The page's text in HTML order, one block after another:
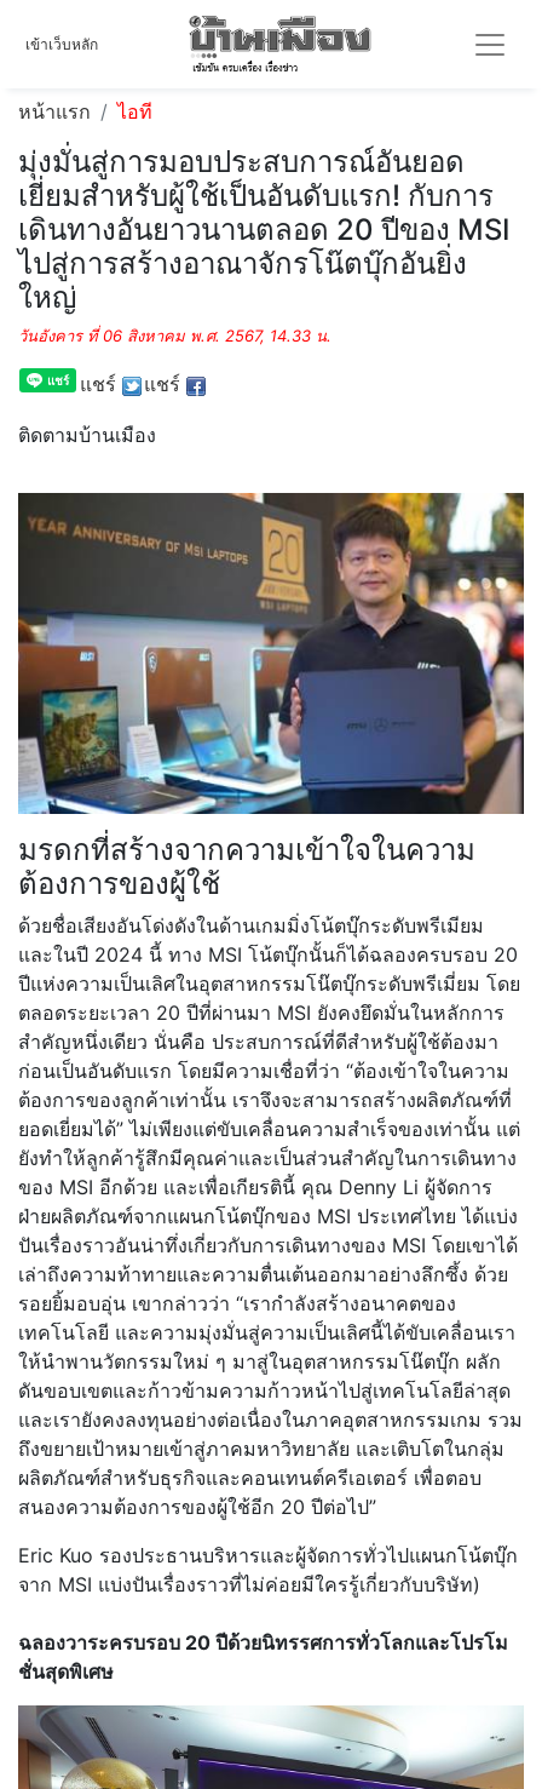
เข้าเว็บหลัก
หน้าแรก ไอที
มุ่งมั่นสู่การมอบประสบการณ์อันยอด
เยี่ยมสำหรับผู้ใช้เป็นอันดับแรก! กับการ
เดินทางอันยาวนานตลอด 20 ปีของ MSI
ไปสู่การสร้างอาณาจักรโน๊ตบุ๊กอันยิ่ง
ใหญ่
วันอังคาร ที่ 06 สิงหาคม พ.ศ. 2567, 14.33 น.
แชร์ แชร์
ติดตามบ้านเมือง
มรดกที่สร้างจากความเข้าใจในความ
ต้องการของผู้ใช้
ด้วยชื่อเสียงอันโด่งดังในด้านเกมมิ่งโน้ตบุ๊กระดับพรีเมียม
และในปี 2024 นี้ ทาง MSI โน้ตบุ๊กนั้นก็ได้ฉลองครบรอบ 20
ปีแห่งความเป็นเลิศในอุตสาหกรรมโน๊ตบุ๊กระดับพรีเมี่ยม โดย
ตลอดระยะเวลา 20 ปีที่ผ่านมา MSI ยังคงยึดมั่นในหลักการ
สำคัญหนึ่งเดียว นั่นคือ ประสบการณ์ที่ดีสำหรับผู้ใช้ต้องมา
ก่อนเป็นอันดับแรก โดยมีความเชื่อที่ว่า “ต้องเข้าใจในความ
ต้องการของลูกค้าเท่านั้น เราจึงจะสามารถสร้างผลิตภัณฑ์ที่
ยอดเยี่ยมได้” ไม่เพียงแต่ขับเคลื่อนความสำเร็จของเท่านั้น แต่
ยังทำให้ลูกค้ารู้สึกมีคุณค่าและเป็นส่วนสำคัญในการเดินทาง
ของ MSI อีกด้วย และเพื่อเกียรตินี้ คุณ Denny Li ผู้จัดการ
ฝ่ายผลิตภัณฑ์จากแผนกโน้ตบุ๊กของ MSI ประเทศไทย ได้แบ่ง
ปันเรื่องราวอันน่าทึ่งเกี่ยวกับการเดินทางของ MSI โดยเขาได้
เล่าถึงความท้าทายและความตื่นเต้นออกมาอย่างลึกซึ้ง ด้วย
รอยยิ้มอบอุ่น เขากล่าวว่า “เรากำลังสร้างอนาคตของ
เทคโนโลยี และความมุ่งมั่นสู่ความเป็นเลิศนี้ได้ขับเคลื่อนเรา
ให้นำพานวัตกรรมใหม่ ๆ มาสู่ในอุตสาหกรรมโน๊ตบุ๊ก ผลัก
ดันขอบเขตและก้าวข้ามความก้าวหน้าไปสู่เทคโนโลยีล่าสุด
และเรายังคงลงทุนอย่างต่อเนื่องในภาคอุตสาหกรรมเกม รวม
ถึงขยายเป้าหมายเข้าสู่ภาคมหาวิทยาลัย และเติบโตในกลุ่ม
ผลิตภัณฑ์สำหรับธุรกิจและคอนเทนต์ครีเอเตอร์ เพื่อตอบ
สนองความต้องการของผู้ใช้อีก 20 ปีต่อไป”
Eric Kuo รองประธานบริหารและผู้จัดการทั่วไปแผนกโน้ตบุ๊ก
จาก MSI แบ่งปันเรื่องราวที่ไม่ค่อยมีใครรู้เกี่ยวกับบริษัท)
ฉลองวาระครบรอบ 20 ปีด้วยนิทรรศการทั่วโลกและโปรโม
ชั่นสุดพิเศษ